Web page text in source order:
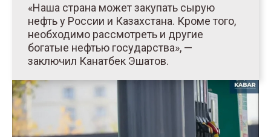
«Наша страна может закупать сырую
нефть у России и Казахстана. Кроме того,
необходимо рассмотреть и другие
богатые нефтью государства», —
заключил Канатбек Эшатов.